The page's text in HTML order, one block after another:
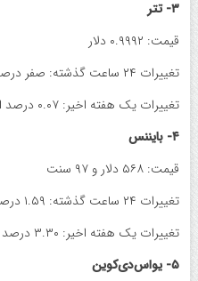
۳- تتر
قیمت: ۰.۹۹۹۲ دلار
تغییرات ۲۴ ساعت گذشته: صفر درصد کاهش
تغییرات یک هفته اخیر: ۰.۰۷ درصد افزایش
۴- بایننس‌
قیمت: ۵۶۸ دلار و ۹۷ سنت
تغییرات ۲۴ ساعت گذشته: ۱.۵۹ درصد کاهش
تغییرات یک هفته اخیر: ۳.۳۰ درصد افزایش
۵- یواس‌دی‌کوین